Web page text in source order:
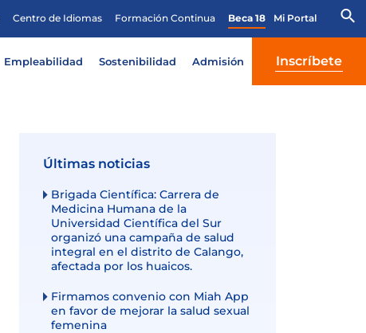
Centro de Idiomas Formación Continua Beca 18 Mi Portal
Empleabilidad Sostenibilidad Admisión Inscríbete
Últimas noticias
Brigada Científica: Carrera de
Medicina Humana de la
Universidad Científica del Sur
organizó una campaña de salud
integral en el distrito de Calango,
afectada por los huaicos.
Firmamos convenio con Miah App
en favor de mejorar la salud sexual
femenina